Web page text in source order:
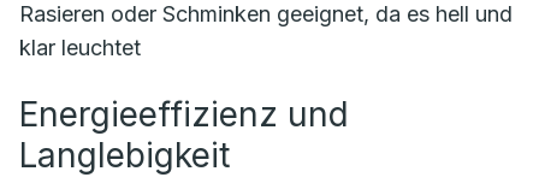
Rasieren oder Schminken geeignet, da es hell und
klar leuchtet
Energieeffizienz und
Langlebigkeit